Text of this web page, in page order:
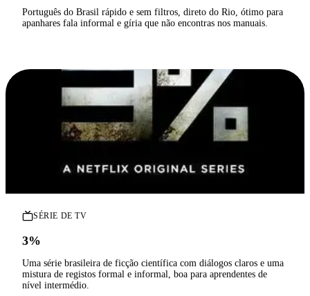
Português do Brasil rápido e sem filtros, direto do Rio, ótimo para
apanhares fala informal e gíria que não encontras nos manuais.
SÉRIE DE TV
3%
Uma série brasileira de ficção científica com diálogos claros e uma
mistura de registos formal e informal, boa para aprendentes de
nível intermédio.